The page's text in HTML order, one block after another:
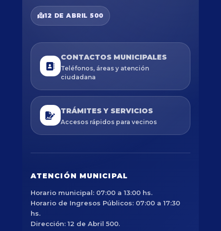
12 DE ABRIL 500
CONTACTOS MUNICIPALES
Teléfonos, áreas y atención
ciudadana
TRÁMITES Y SERVICIOS
Accesos rápidos para vecinos
ATENCIÓN MUNICIPAL
Horario municipal: 07:00 a 13:00 hs.
Horario de Ingresos Públicos: 07:00 a 17:30
hs.
Dirección: 12 de Abril 500.